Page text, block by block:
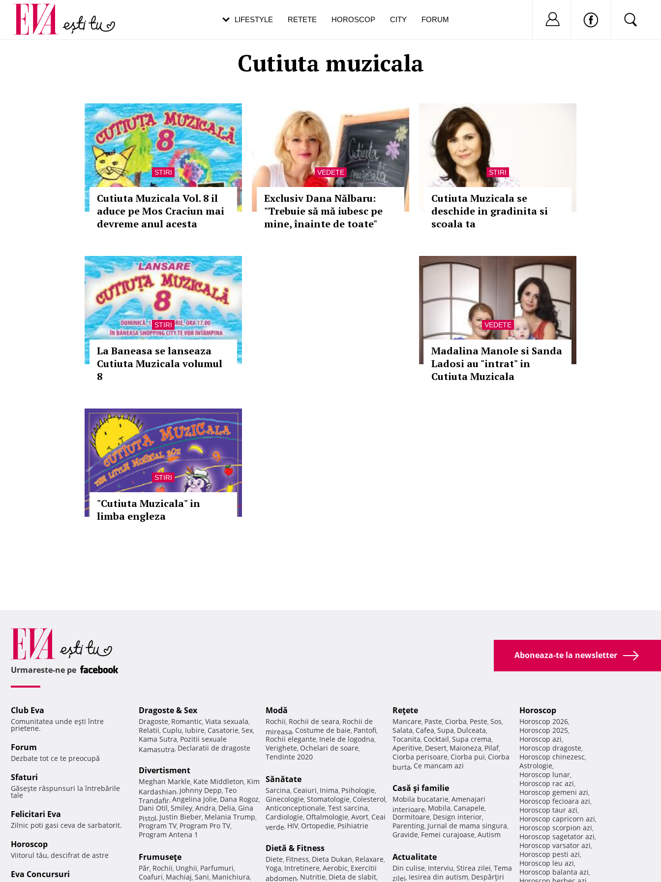
Cutiuta muzicala
STIRI
Cutiuta Muzicala Vol. 8 il
aduce pe Mos Craciun mai
devreme anul acesta
VEDETE
Exclusiv Dana Nălbaru:
"Trebuie să mă iubesc pe
mine, înainte de toate"
STIRI
Cutiuta Muzicala se
deschide in gradinita si
scoala ta
STIRI
La Baneasa se lanseaza
Cutiuta Muzicala volumul
8
VEDETE
Madalina Manole si Sanda
Ladosi au "intrat" in
Cutiuta Muzicala
STIRI
"Cutiuta Muzicala" in
limba engleza
LIFESTYLE RETETE HOROSCOP CITY FORUM Nu ai cont?
Carieră
Actualitate
pe măsură ce înaintezi în vârstă
Aboneaza-te la newsletter
Urmareste-ne pe
Club Eva
Comunitatea unde eşti între
prietene.
Forum
Dezbate tot ce te preocupă
Sfaturi
Găseşte răspunsuri la întrebările
tale
Felicitari Eva
Zilnic poti gasi ceva de sarbatorit.
Horoscop
Viitorul tău, descifrat de astre
Eva Concursuri
Dragoste & Sex
Dragoste, Romantic, Viata sexuala,
Relatii, Cuplu, Iubire, Casatorie, Sex,
Kama Sutra, Pozitii sexuale
Kamasutra, Declaratii de dragoste
Divertisment
Meghan Markle, Kate Middleton, Kim
Kardashian, Johnny Depp, Teo
Trandafir, Angelina Jolie, Dana Rogoz,
Dani Otil, Smiley, Andra, Delia, Gina
Pistol, Justin Bieber, Melania Trump,
Program TV, Program Pro TV,
Program Antena 1
Frumuseţe
Păr, Rochii, Unghii, Parfumuri,
Coafuri, Machiaj, Sani, Manichiura,
Modă
Rochii, Rochii de seara, Rochii de
mireasa, Costume de baie, Pantofi,
Rochii elegante, Inele de logodna,
Verighete, Ochelari de soare,
Tendinte 2020
Sănătate
Sarcina, Ceaiuri, Inima, Psihologie,
Ginecologie, Stomatologie, Colesterol,
Anticonceptionale, Test sarcina,
Cardiologie, Oftalmologie, Avort, Ceai
verde, HIV, Ortopedie, Psihiatrie
Dietă & Fitness
Diete, Fitness, Dieta Dukan, Relaxare,
Yoga, Intretinere, Aerobic, Exercitii
abdomen, Nutritie, Dieta de slabit,
Reţete
Mancare, Paste, Ciorba, Peste, Sos,
Salata, Cafea, Supa, Dulceata,
Tocanita, Cocktail, Supa crema,
Aperitive, Desert, Maioneza, Pilaf,
Ciorba perisoare, Ciorba pui, Ciorba
burta, Ce mancam azi
Casă şi familie
Mobila bucatarie, Amenajari
interioare, Mobila, Canapele,
Dormitoare, Design interior,
Parenting, Jurnal de mama singura,
Gravide, Femei curajoase, Autism
Actualitate
Din culise, Interviu, Stirea zilei, Tema
zilei, Iesirea din autism, Despărţiri
Horoscop
Horoscop 2026,
Horoscop 2025,
Horoscop azi,
Horoscop dragoste,
Horoscop chinezesc,
Astrologie,
Horoscop lunar,
Horoscop rac azi,
Horoscop gemeni azi,
Horoscop fecioara azi,
Horoscop taur azi,
Horoscop capricorn azi,
Horoscop scorpion azi,
Horoscop sagetator azi,
Horoscop varsator azi,
Horoscop pesti azi,
Horoscop leu azi,
Horoscop balanta azi,